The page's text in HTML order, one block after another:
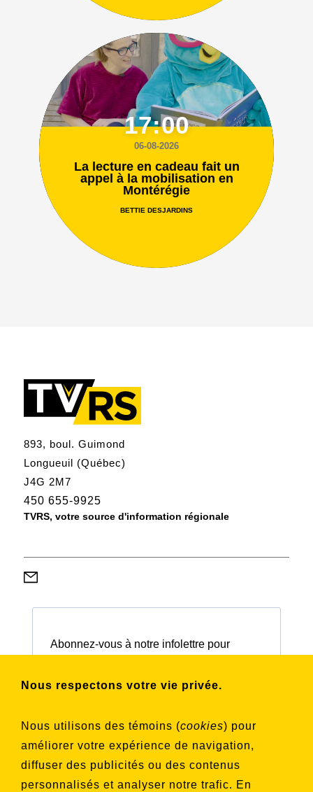
Nous respectons votre vie privée.
Nous utilisons des témoins (cookies) pour
améliorer votre expérience de navigation,
diffuser des publicités ou des contenus
personnalisés et analyser notre trafic. En
17:00
06-08-2026
La lecture en cadeau fait un
appel à la mobilisation en
Montérégie
BETTIE DESJARDINS
893, boul. Guimond
Longueuil (Québec)
J4G 2M7
450 655-9925
TVRS, votre source d'information régionale
Abonnez-vous à notre infolettre pour
souhaitez vous inscrire
Aucune liste sélectionnée
S'INSCRIRE